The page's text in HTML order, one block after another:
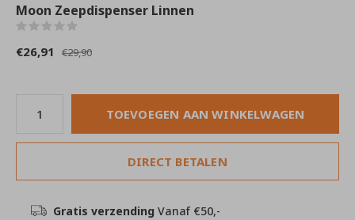
Moon Zeepdispenser Linnen
€26,91 €29,90
TOEVOEGEN AAN WINKELWAGEN
DIRECT BETALEN
Gratis verzending Vanaf €50,-